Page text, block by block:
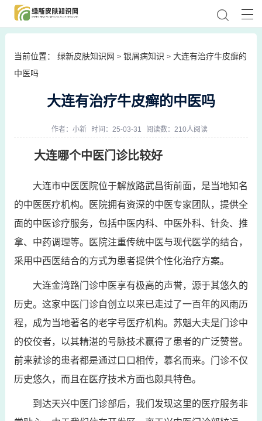
当前位置： 绿新皮肤知识网 > 银屑病知识 > 大连有治疗牛皮癣的
中医吗
大连有治疗牛皮癣的中医吗
作者： 小新 时间：25-03-31 阅读数：210人阅读
大连哪个中医门诊比较好
大连市中医医院位于解放路武昌街前面，是当地知名
的中医医疗机构。医院拥有资深的中医专家团队，提供全
面的中医诊疗服务，包括中医内科、中医外科、针灸、推
拿、中药调理等。医院注重传统中医与现代医学的结合，
采用中西医结合的方式为患者提供个性化治疗方案。
大连金湾路门诊中医享有极高的声誉，源于其悠久的
历史。这家中医门诊自创立以来已走过了一百年的风雨历
程，成为当地著名的老字号医疗机构。苏魁大夫是门诊中
的佼佼者，以其精湛的号脉技术赢得了患者的广泛赞誉。
前来就诊的患者都是通过口口相传，慕名而来。门诊不仅
历史悠久，而且在医疗技术方面也颇具特色。
到达天兴中医门诊部后，我们发现这里的医疗服务非